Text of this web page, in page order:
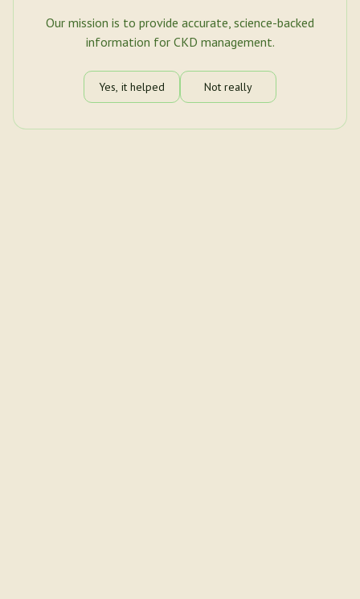
Our mission is to provide accurate, science-backed
information for CKD management.
Yes, it helped Not really